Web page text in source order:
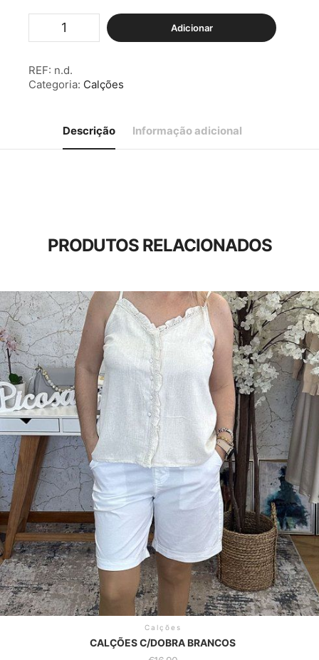
Calções
c/
Bolsos
Adicionar
REF: n.d.
Categoria: Calções
Descrição Informação adicional
PRODUTOS RELACIONADOS
Calções
CALÇÕES C/DOBRA BRANCOS